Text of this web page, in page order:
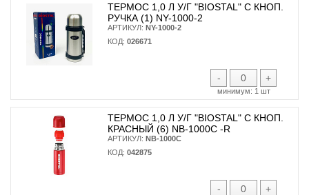
ТЕРМОС 1,0 Л У/Г "BIOSTAL" С КНОП.
РУЧКА (1) NY-1000-2
АРТИКУЛ: NY-1000-2
КОД: 026671
- +
минимум: 1 шт
ТЕРМОС 1,0 Л У/Г "BIOSTAL" С КНОП.
КРАСНЫЙ (6) NB-1000C -R
АРТИКУЛ: NB-1000С
КОД: 042875
- +